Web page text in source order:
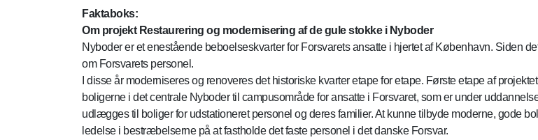
Faktaboks:
Om projekt Restaurering og modernisering af de gule stokke i Nyboder
Nyboder er et enestående beboelseskvarter for Forsvarets ansatte i hjertet af København. Siden
om Forsvarets personel.
I disse år moderniseres og renoveres det historiske kvarter etape for etape. Første etape af
boligerne i det centrale Nyboder til campusområde for ansatte i Forsvaret, som er under
udlægges til boliger for udstationeret personel og deres familier. At kunne tilbyde moderne, gode
ledelse i bestræbelserne på at fastholde det faste personel i det danske Forsvar.